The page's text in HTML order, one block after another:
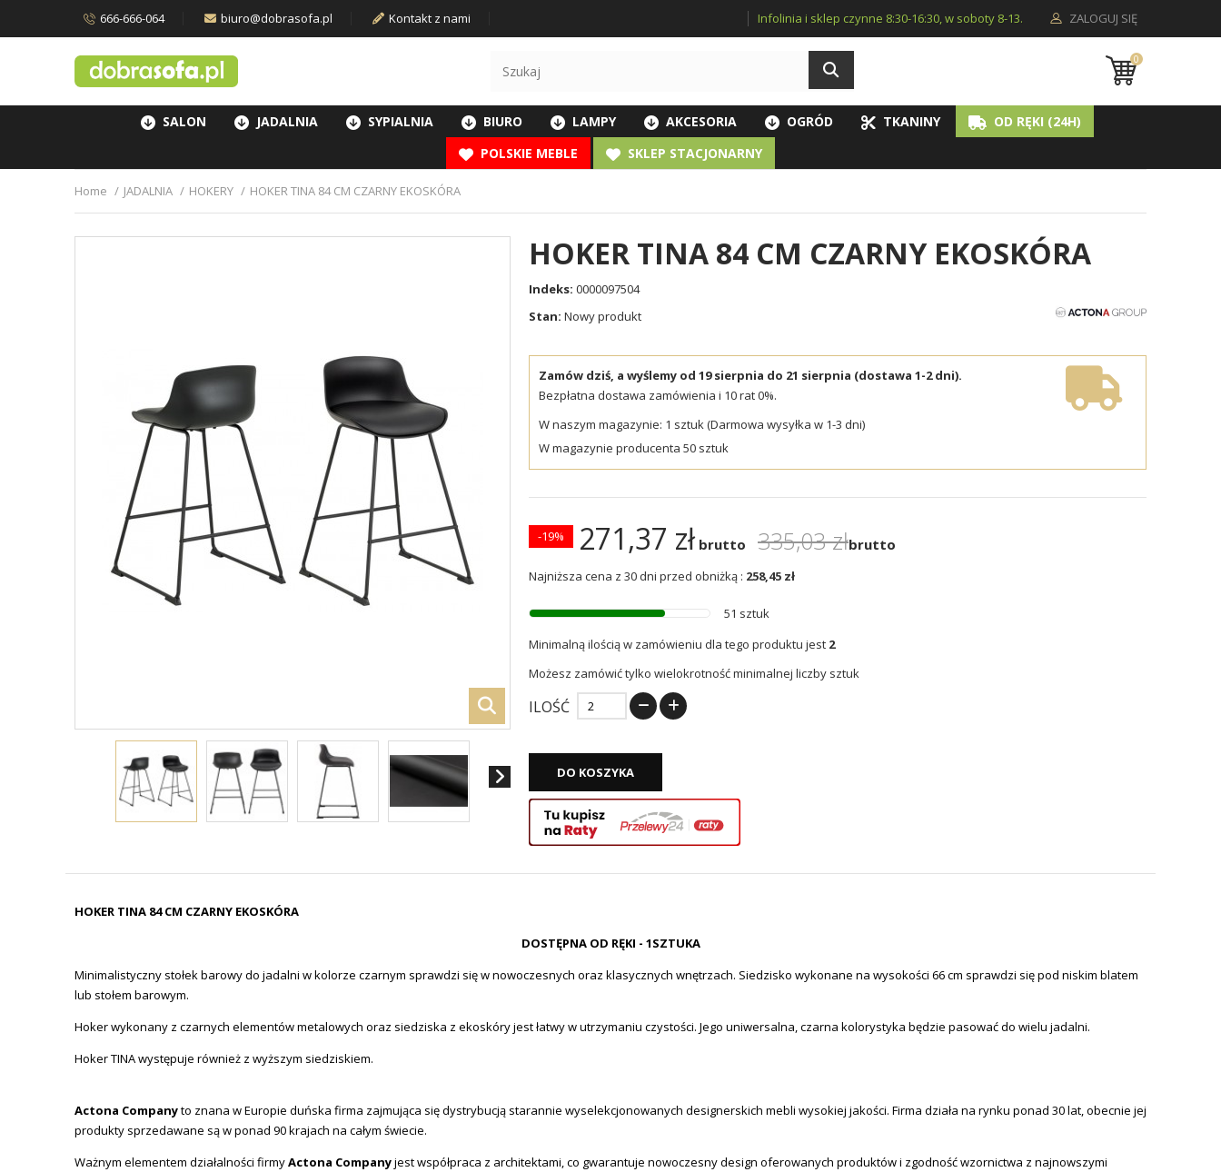
ZALOGUJ SIĘ
666-666-064 biuro@dobrasofa.pl Kontakt z nami Infolinia i sklep czynne 8:30-16:30, w soboty 8-13.
0
SALON JADALNIA SYPIALNIA BIURO LAMPY AKCESORIA OGRÓD TKANINY
OD RĘKI (24H)
POLSKIE MEBLE
SKLEP STACJONARNY
Home JADALNIA HOKERY HOKER TINA 84 CM CZARNY EKOSKÓRA
HOKER TINA 84 CM CZARNY EKOSKÓRA
Indeks: 0000097504
Stan: Nowy produkt
Zamów dziś, a wyślemy od 19 sierpnia do 21 sierpnia (dostawa 1-2 dni).
Bezpłatna dostawa zamówienia i 10 rat 0%.
W naszym magazynie: 1 sztuk (Darmowa wysyłka w 1-3 dni)
W magazynie producenta 50 sztuk
271,37 zł brutto 335,03 złbrutto
-19%
Najniższa cena z 30 dni przed obniżką : 258,45 zł
51 sztuk
Minimalną ilością w zamówieniu dla tego produktu jest 2
Możesz zamówić tylko wielokrotność minimalnej liczby sztuk
ILOŚĆ
DO KOSZYKA
HOKER TINA 84 CM CZARNY EKOSKÓRA
DOSTĘPNA OD RĘKI - 1SZTUKA
Minimalistyczny stołek barowy do jadalni w kolorze czarnym sprawdzi się w nowoczesnych oraz klasycznych wnętrzach. Siedzisko wykonane na wysokości 66 cm sprawdzi się pod niskim blatem
lub stołem barowym.
Hoker wykonany z czarnych elementów metalowych oraz siedziska z ekoskóry jest łatwy w utrzymaniu czystości. Jego uniwersalna, czarna kolorystyka będzie pasować do wielu jadalni.
Hoker TINA występuje również z wyższym siedziskiem.
Actona Companyto znana w Europie duńska firma zajmująca się dystrybucją starannie wyselekcjonowanych designerskich mebli wysokiej jakości. Firma działa na rynku ponad 30 lat, obecnie jej
produkty sprzedawane są w ponad 90 krajach na całym świecie.
Ważnym elementem działalności firmyActona Companyjest współpraca z architektami, co gwarantuje nowoczesny design oferowanych produktów i zgodność wzornictwa z najnowszymi